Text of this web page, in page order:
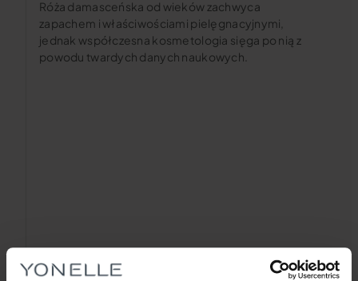
Róża damasceńska od wieków zachwyca
zapachem i właściwościami pielęgnacyjnymi,
jednak współczesna kosmetologia sięga po nią z
powodu twardych danych naukowych.